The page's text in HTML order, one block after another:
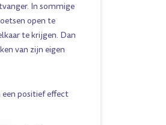
In sommige
open te
te krijgen. Dan
van zijn eigen
een positief effect